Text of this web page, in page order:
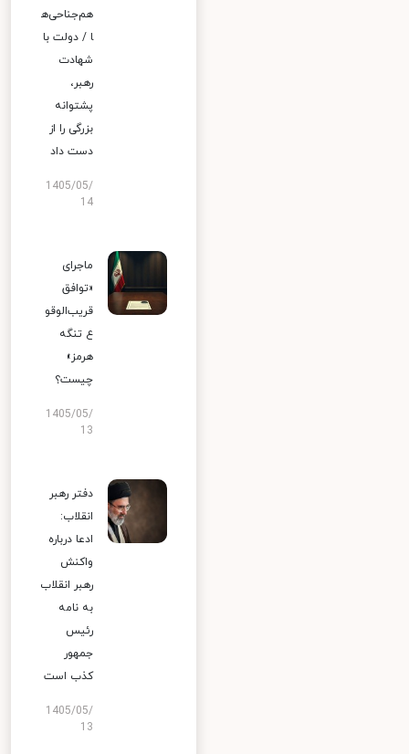
هم‌جناحی‌ه
ا / دولت با
شهادت
رهبر،
پشتوانه
بزرگی را از
دست داد
1405/05/
14
ماجرای
«توافق
قریب‌الوقو
ع تنگه
هرمز»
چیست؟
1405/05/
13
دفتر رهبر
انقلاب:
ادعا درباره
واکنش
رهبر انقلاب
به نامه
رئیس
جمهور
کذب است
1405/05/
13